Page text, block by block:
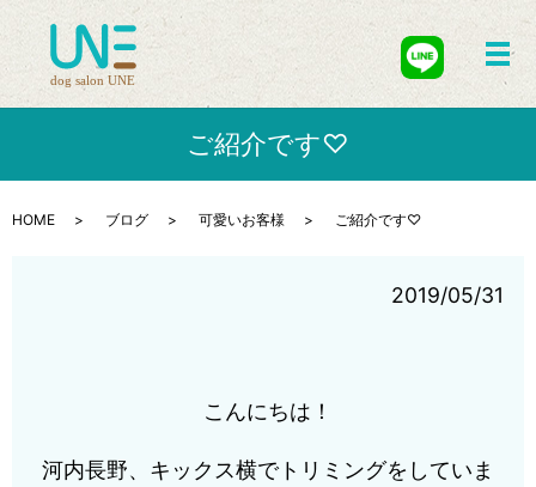
メ
ご紹介です♡
HOME ブログ 可愛いお客様 ご紹介です♡
2019/05/31
こんにちは！
河内長野、キックス横でトリミングをしていま